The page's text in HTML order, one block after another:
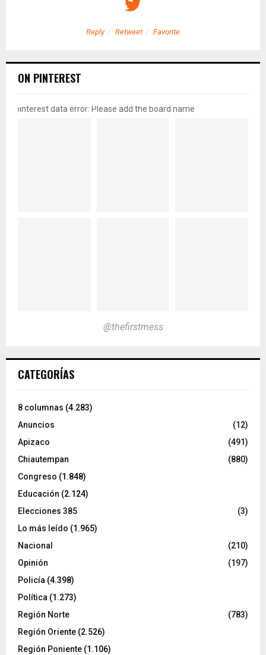
Reply Retweet Favorite
ON PINTEREST
pinterest data error: Please add the board name
@thefirstmess
CATEGORÍAS
8 columnas (4.283)
Anuncios
(12)
Apizaco
(491)
Chiautempan
(880)
Congreso (1.848)
Educación (2.124)
Elecciones 385
(3)
Lo más leído (1.965)
Nacional
(210)
Opinión
(197)
Policía (4.398)
Política (1.273)
Región Norte
(783)
Región Oriente (2.526)
Región Poniente (1.106)